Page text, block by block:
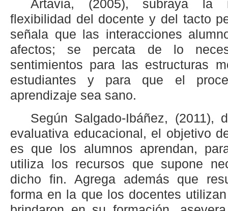
Artavia, (2005), subraya la
flexibilidad del docente y del tacto
señala que las interacciones
afectos; se percata de lo
sentimientos para las estructuras
estudiantes y para que el
aprendizaje sea sano.
Según Salgado-Ibáñez, (2011),
evaluativa educacional, el objetivo
es que los alumnos aprendan,
utiliza los recursos que supone
dicho fin. Agrega además que
forma en la que los docentes